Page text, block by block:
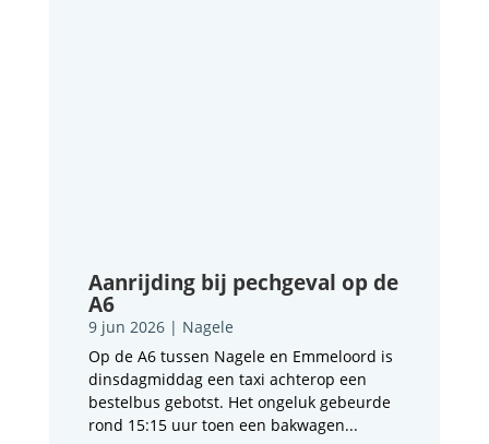
Aanrijding bij pechgeval op de
A6
9 jun 2026| Nagele
Op de A6 tussen Nagele en Emmeloord is
dinsdagmiddag een taxi achterop een
bestelbus gebotst. Het ongeluk gebeurde
rond 15:15 uur toen een bakwagen...